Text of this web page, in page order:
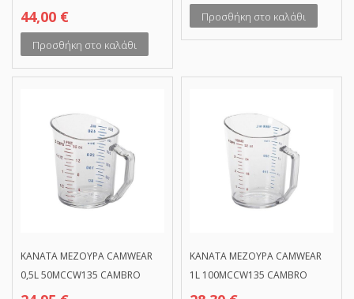
44,00 €
Προσθήκη στο καλάθι
Προσθήκη στο καλάθι
ΚΑΝΑΤΑ ΜΕΖΟΥΡΑ CAMWEAR
0,5L 50MCCW135 CAMBRO
ΚΑΝΑΤΑ ΜΕΖΟΥΡΑ CAMWEAR
1L 100MCCW135 CAMBRO